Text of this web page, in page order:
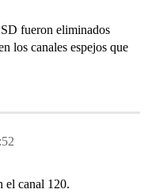
fueron eliminados
los canales espejos que
el canal 120.